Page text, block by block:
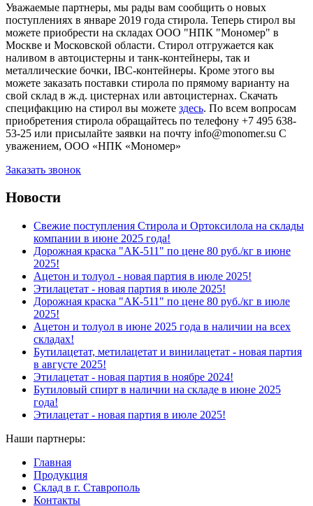
Уважаемые партнеры, мы рады вам сообщить о новых
поступлениях в январе 2019 года стирола. Теперь стирол вы
можете приобрести на складах ООО "НПК "Мономер" в
Москве и Московской области. Стирол отгружается как
наливом в автоцистерны и танк-контейнеры, так и
металлические бочки, IBC-контейнеры. Кроме этого вы
можете заказать поставки стирола по прямому варианту на
свой склад в ж.д. цистернах или автоцистернах. Скачать
специфакцию на стирол вы можете здесь. По всем вопросам
приобретения стирола обращайтесь по телефону +7 495 638-
53-25 или присылайте заявки на почту info@monomer.su С
уважением, ООО «НПК «Мономер»
Заказать звонок
Новости
Свежие поступления Стирола и Ортоксилола на склады
компании в июне 2025 года!
Дорожная краска "АК-511" по цене 80 руб./кг в июне
2025!
Ацетон и толуол - новая партия в июле 2025!
Этилацетат - новая партия в июле 2025!
Дорожная краска "АК-511" по цене 80 руб./кг в июле
2025!
Ацетон и толуол в июне 2025 года в наличии на всех
складах!
Бутилацетат, метилацетат и винилацетат - новая партия
в августе 2025!
Этилацетат - новая партия в ноябре 2024!
Бутиловый спирт в наличии на складе в июне 2025
года!
Этилацетат - новая партия в июле 2025!
Наши партнеры:
Главная
Продукция
Склад в г. Ставрополь
Контакты